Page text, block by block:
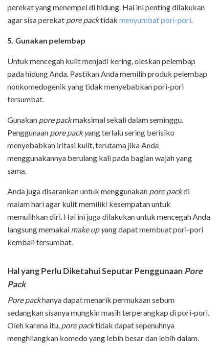
perekat yang menempel di hidung. Hal ini penting dilakukan
agar sisa perekat pore packtidak menyumbat pori-pori.
5. Gunakan pelembap
Untuk mencegah kulit menjadi kering, oleskan pelembap
pada hidung Anda. Pastikan Anda memilih produk pelembap
nonkomedogenik yang tidak menyebabkan pori-pori
tersumbat.
Gunakan pore packmaksimal sekali dalam seminggu.
Penggunaan pore pack yang terlalu sering berisiko
menyebabkan iritasi kulit, terutama jika Anda
menggunakannya berulang kali pada bagian wajah yang
sama.
Anda juga disarankan untuk menggunakan pore packdi
malam hari agar kulit memiliki kesempatan untuk
memulihkan diri. Hal ini juga dilakukan untuk mencegah Anda
langsung memakai make up yang dapat membuat pori-pori
kembali tersumbat.
Hal yang Perlu Diketahui Seputar Penggunaan Pore
Pack
Pore packhanya dapat menarik permukaan sebum
sedangkan sisanya mungkin masih terperangkap di pori-pori.
Oleh karena itu, pore packtidak dapat sepenuhnya
menghilangkan komedo yang lebih besar dan lebih dalam.